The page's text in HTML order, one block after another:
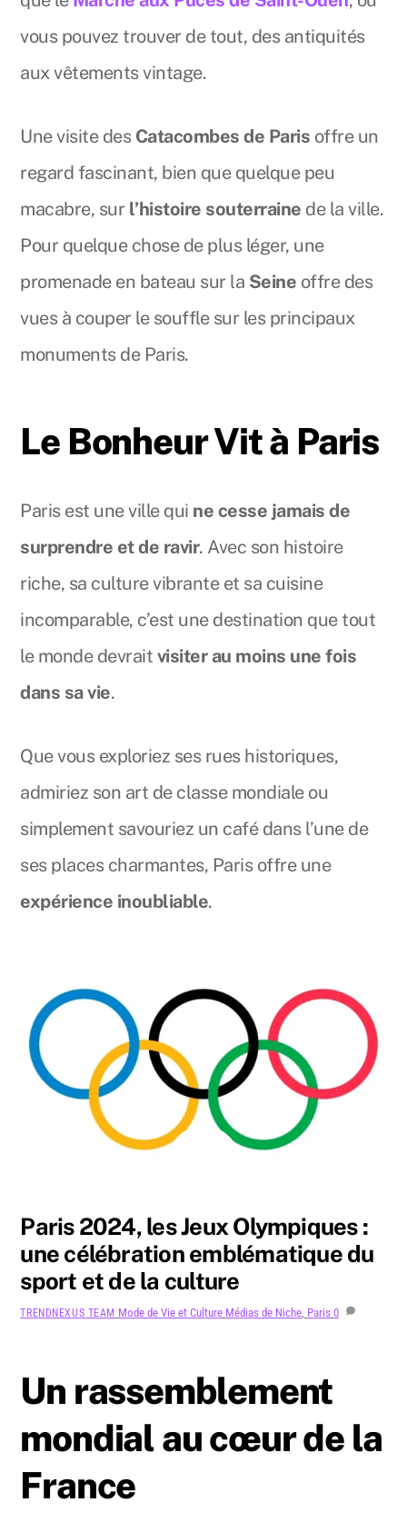
vous pouvez trouver de tout, des antiquités
aux vêtements vintage.
Une visite des Catacombes de Paris offre un
regard fascinant, bien que quelque peu
macabre, sur l’histoire souterraine de la ville.
Pour quelque chose de plus léger, une
promenade en bateau sur la Seine offre des
vues à couper le souffle sur les principaux
monuments de Paris.
Le Bonheur Vit à Paris
Paris est une ville qui ne cesse jamais de
surprendre et de ravir. Avec son histoire
riche, sa culture vibrante et sa cuisine
incomparable, c’est une destination que tout
le monde devrait visiter au moins une fois
dans sa vie.
Que vous exploriez ses rues historiques,
admiriez son art de classe mondiale ou
simplement savouriez un café dans l’une de
ses places charmantes, Paris offre une
expérience inoubliable.
Paris 2024, les Jeux Olympiques :
une célébration emblématique du
sport et de la culture
TRENDNEXUS TEAM Mode de Vie et Culture Médias de Niche, Paris 0
Un rassemblement
mondial au cœur de la
France